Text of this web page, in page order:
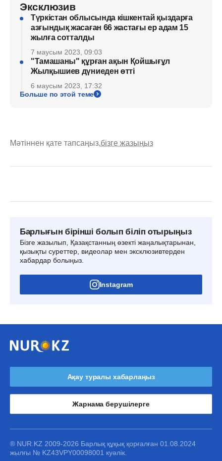
Эксклюзив
Түркістан облысында кішкентай қыздарға
азғындық жасаған 66 жастағы ер адам 15
жылға сотталды
7 маусым 2023, 09:03
"Тамашаны" құрған ақын Қойшығұл
Жылқышиев дүниеден өтті
6 маусым 2023, 17:32
Больше по этой теме
Мәтіннен қате тапсаңыз,бізге жазыңыз
Барлығын бірінші болып біліп отырыңыз
Бізге жазылып, Қазақстанның өзекті жаңалықтарынан,
қызықты суреттер, видеолар мен эксклюзивтерден
хабардар болыңыз.
Instagram
Ақау туралы хабарлаңыз
Жарнама берушілерге
® NUR.KZ 2009-2026 Барлық құқық қорғалған 01.08.2024
жылғы № KZ43VPY00098001 куәлік.